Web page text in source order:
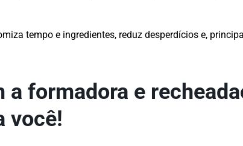
tempo e ingredientes, reduz desperdícios e,
a formadora e
você!